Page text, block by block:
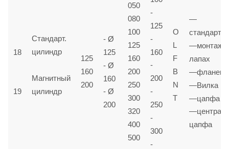
18
19
Стандарт.
цилиндр
Магнитный
цилиндр
125
160
200
- Ø
125
- Ø
160
- Ø
200
050
080
100
125
160
200
250
300
320
400
500
-
125
-
160
-
200
-
250
-
300
-
O
L
F
B
N
T
—
—монтаж
лапах
—фланец
—Вилка
—цапфа
—централ.
цапфа